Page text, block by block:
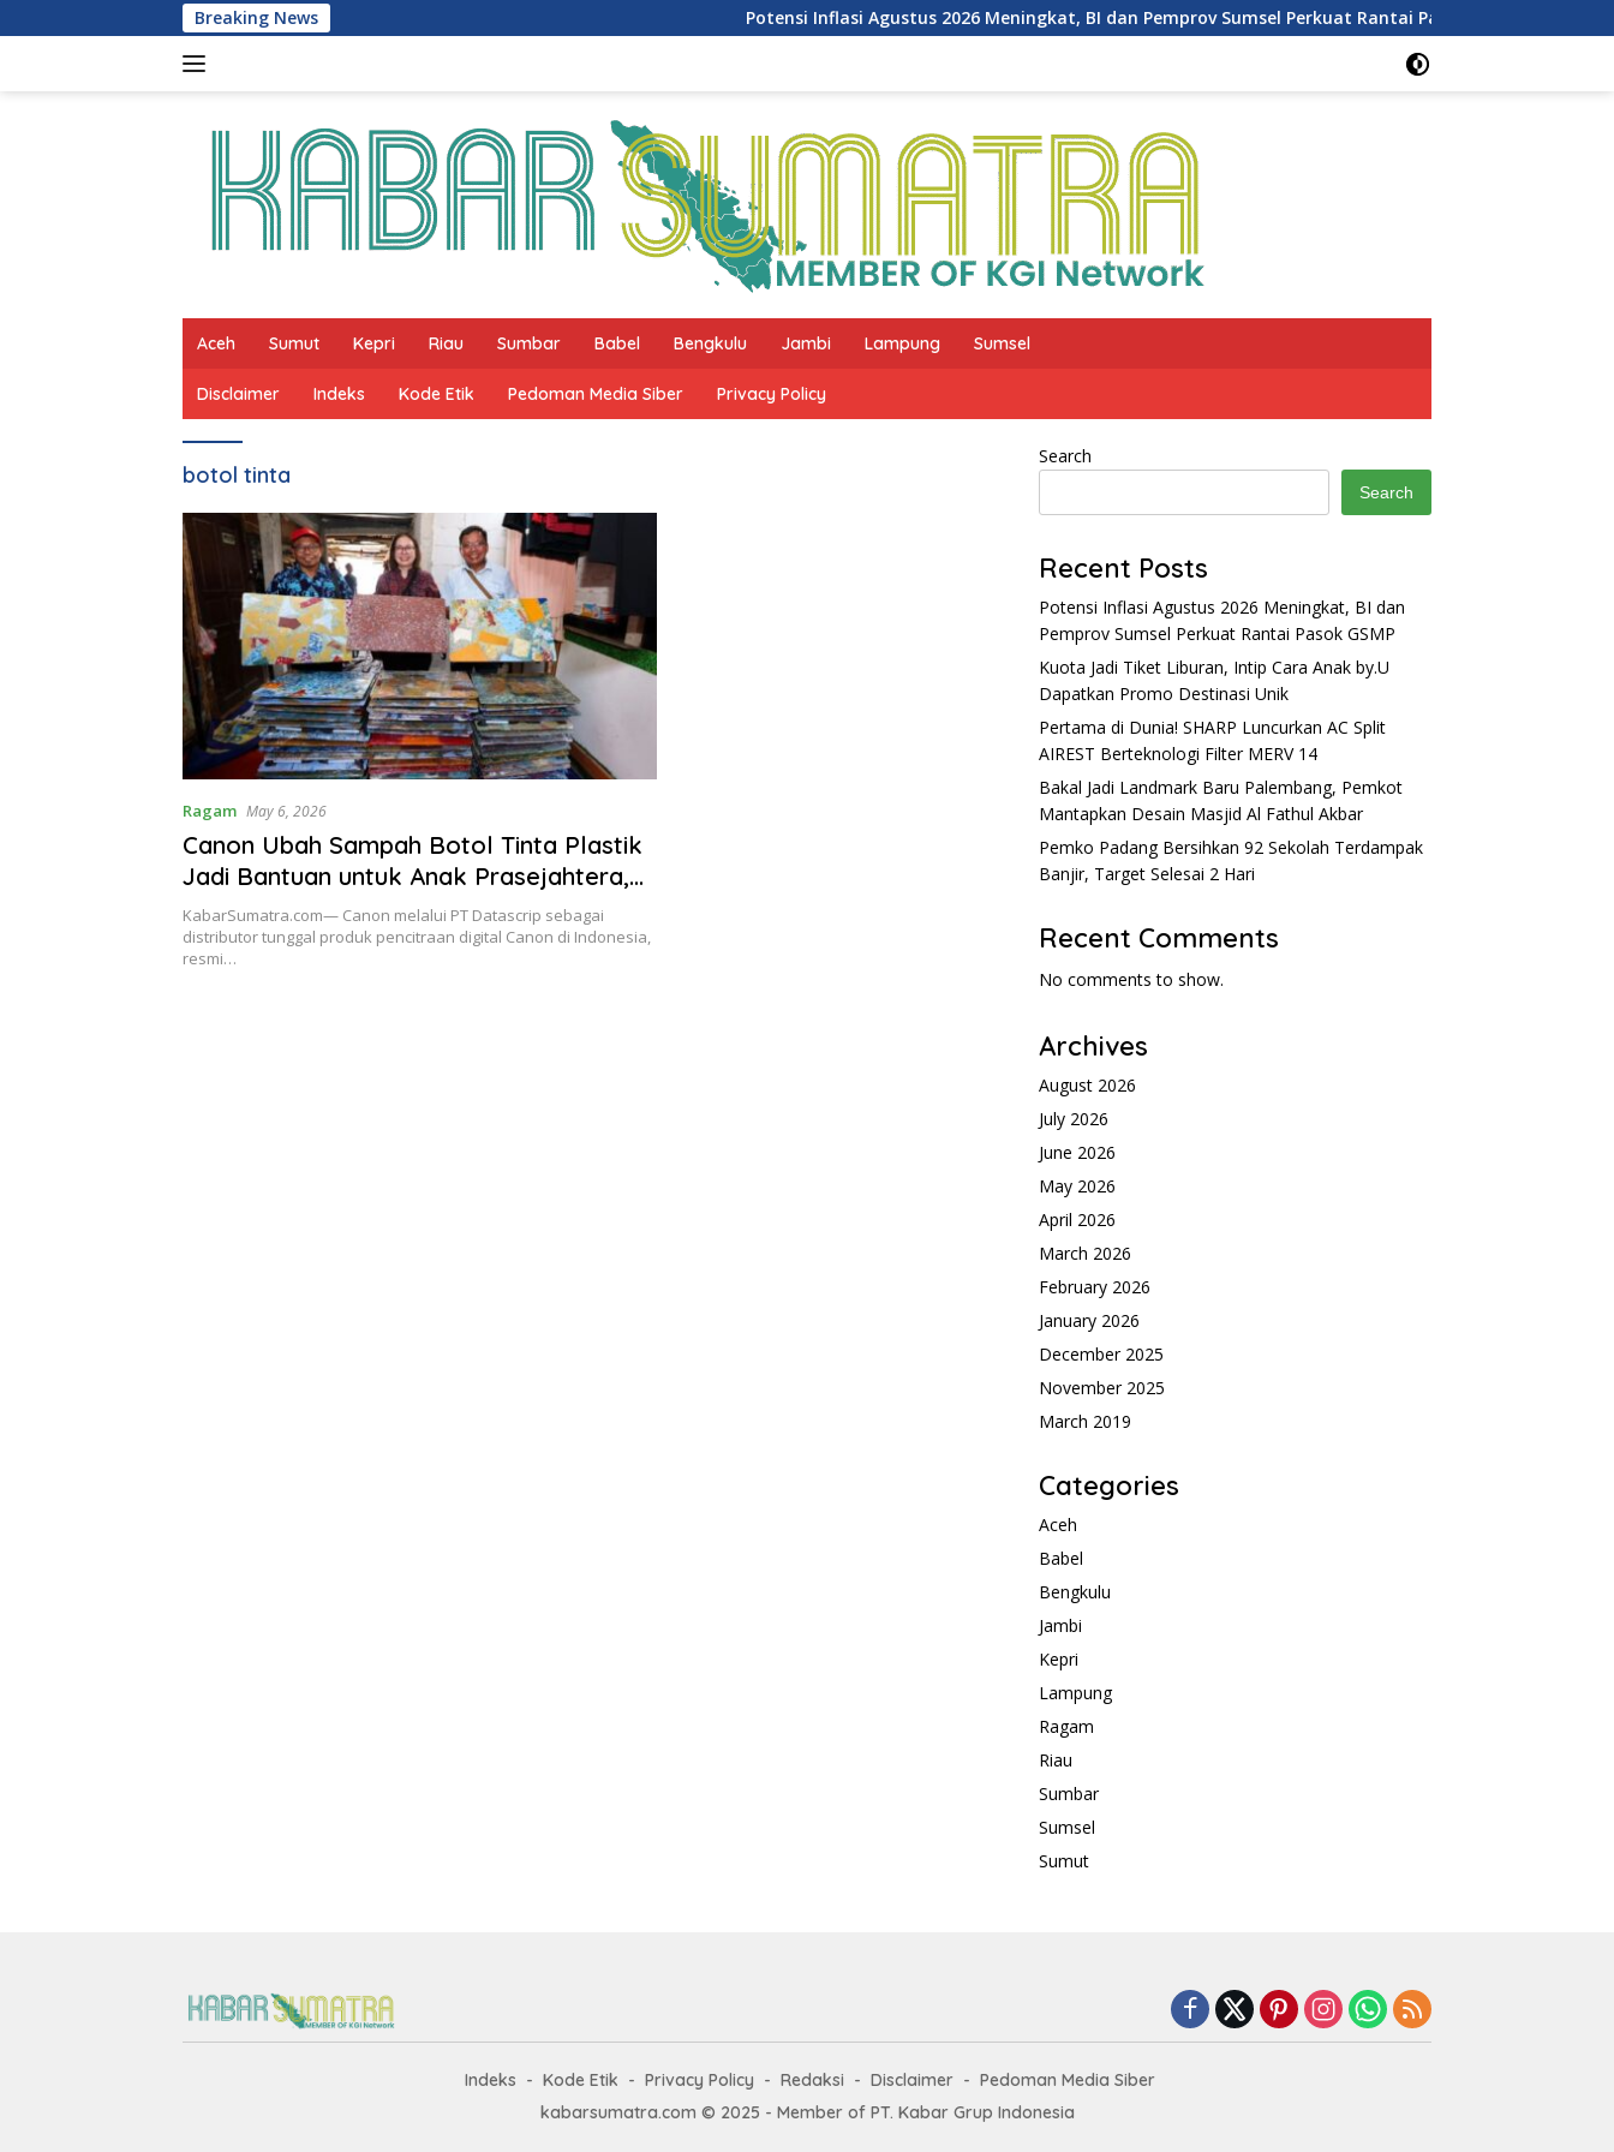
to
Breaking News Potensi Inflasi Agustus 2026 Meningkat, BI dan Pemprov Sumsel Perkuat Rantai Pasok GSMP
Aceh Sumut Kepri Riau Sumbar Babel Bengkulu Jambi Lampung Sumsel
Disclaimer Indeks Kode Etik Pedoman Media Siber Privacy Policy
botol tinta
Ragam May 6, 2026
Canon Ubah Sampah Botol Tinta Plastik
Jadi Bantuan untuk Anak Prasejahtera,
Simak Kisah Inspiratifnya
KabarSumatra.com— Canon melalui PT Datascrip sebagai
distributor tunggal produk pencitraan digital Canon di Indonesia,
resmi…
Search
Search
Recent Posts
Potensi Inflasi Agustus 2026 Meningkat, BI dan
Pemprov Sumsel Perkuat Rantai Pasok GSMP
Kuota Jadi Tiket Liburan, Intip Cara Anak by.U
Dapatkan Promo Destinasi Unik
Pertama di Dunia! SHARP Luncurkan AC Split
AIREST Berteknologi Filter MERV 14
Bakal Jadi Landmark Baru Palembang, Pemkot
Mantapkan Desain Masjid Al Fathul Akbar
Pemko Padang Bersihkan 92 Sekolah Terdampak
Banjir, Target Selesai 2 Hari
Recent Comments
No comments to show.
Archives
August 2026
July 2026
June 2026
May 2026
April 2026
March 2026
February 2026
January 2026
December 2025
November 2025
March 2019
Categories
Aceh
Babel
Bengkulu
Jambi
Kepri
Lampung
Ragam
Riau
Sumbar
Sumsel
Sumut
Indeks Kode Etik Privacy Policy Redaksi Disclaimer
Pedoman Media Siber
kabarsumatra.com © 2025 - Member of PT. Kabar Grup Indonesia